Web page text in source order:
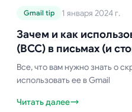
Зачем и как
копию (BCC) в
Руководство по Gmail
Gmail tip 1 января 2024 г.
Зачем и как
(BCC) в письмах (и
Все, что вам нужно знать о
использовать ее в Gmail
Читать далее